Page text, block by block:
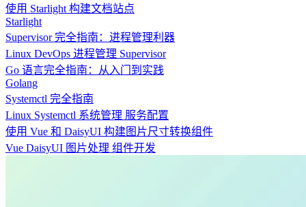
使用 Starlight 构建文档站点
Starlight
Supervisor 完全指南：进程管理利器
Linux DevOps 进程管理 Supervisor
Go 语言完全指南：从入门到实践
Golang
Systemctl 完全指南
Linux Systemctl 系统管理 服务配置
使用 Vue 和 DaisyUI 构建图片尺寸转换组件
Vue DaisyUI 图片处理 组件开发